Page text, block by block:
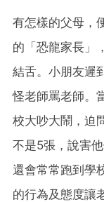
有怎樣的父母，
的「恐龍家長」
結舌。小朋友遲
怪老師罵老師。
校大吵大鬧，迫
不是5張，說害
還會常常跑到學
的行為及態度讓